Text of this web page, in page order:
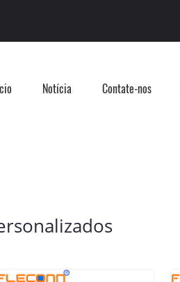
Notícia Contate-nos